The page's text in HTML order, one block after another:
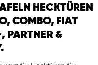
HECKTÜREN
COMBO, FIAT
PARTNER &